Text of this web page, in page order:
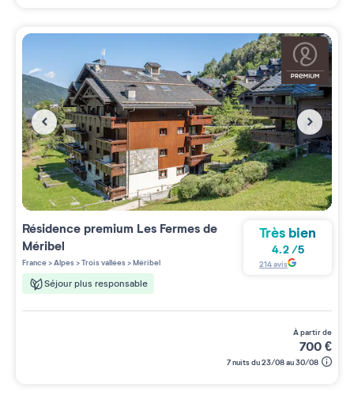
Résidence premium Les Fermes de
Méribel
France>Alpes>Trois vallées>Méribel
Séjour plus responsable
Très bien
4.2/5
214avis
à partir de
700€
7 nuits du 23/08 au 30/08